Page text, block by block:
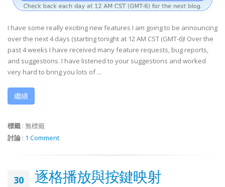
I have some really exciting new features I am going to be announcing
over the next 4 days (starting tonight at 12 AM CST (GMT-6)! Over the
past 4 weeks I have received many feature requests, bug reports,
and suggestions. I have listened to your suggestions and worked
very hard to bring you lots of ...
繼續
標籤 : 無標籤
討論 : 1 Comment
30 逐格播放與按鍵映射